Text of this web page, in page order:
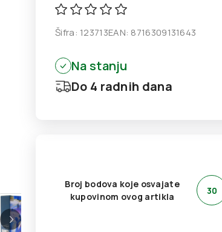
Šifra: 123713EAN: 8716309131643
Na stanju
Do 4 radnih dana
Broj bodova koje osvajate
kupovinom ovog artikla
30